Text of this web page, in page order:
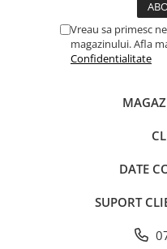
Comenzi si controllere
Ecrane LED
Scene şi Ring-uri de Dans
Vreau sa primesc
magazinului. Afla
Confidentialitate
DATE
SUPORT